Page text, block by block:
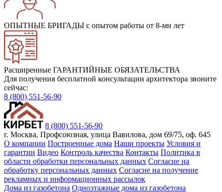
ОПЫТНЫЕ БРИГАДЫ с опытом работы от 8-ми лет
Расширенные ГАРАНТИЙНЫЕ ОБЯЗАТЕЛЬСТВА
Для получения бесплатной консультации архитектора звоните
сейчас:
8 (800) 551-56-90
8 (800) 551-56-90
г. Москва, Профсоюзная, улица Вавилова, дом 69/75, оф. 645
О компании Построенные дома Наши проекты Условия и
гарантии Видео Контроль качества Контакты Политика в
области обработки персональных данных Согласие на
обработку персональных данных Согласие на получение
рекламных и информационных рассылок
Дома из газобетона Одноэтажные дома из газобетона